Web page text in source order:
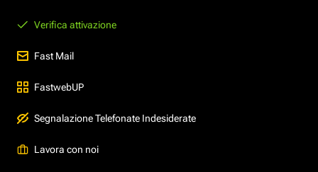
Verifica attivazione
Fast Mail
FastwebUP
Segnalazione Telefonate Indesiderate
Lavora con noi